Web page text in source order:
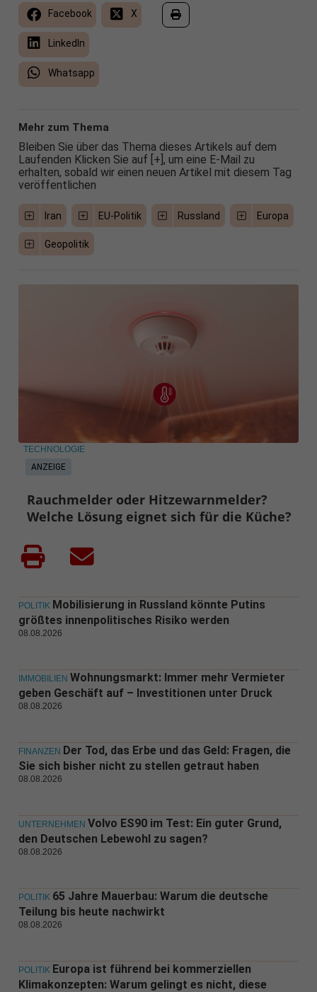
Facebook X
LinkedIn
Whatsapp
Mehr zum Thema
Bleiben Sie über das Thema dieses Artikels auf dem
Laufenden Klicken Sie auf [+], um eine E-Mail zu
erhalten, sobald wir einen neuen Artikel mit diesem Tag
veröffentlichen
Iran EU-Politik Russland Europa
Geopolitik
ANZEIGE
TECHNOLOGIE
Rauchmelder oder Hitzewarnmelder?
Welche Lösung eignet sich für die Küche?
POLITIK Mobilisierung in Russland könnte Putins
größtes innenpolitisches Risiko werden
08.08.2026
IMMOBILIEN Wohnungsmarkt: Immer mehr Vermieter
geben Geschäft auf – Investitionen unter Druck
08.08.2026
FINANZEN Der Tod, das Erbe und das Geld: Fragen, die
Sie sich bisher nicht zu stellen getraut haben
08.08.2026
UNTERNEHMEN Volvo ES90 im Test: Ein guter Grund,
den Deutschen Lebewohl zu sagen?
08.08.2026
POLITIK 65 Jahre Mauerbau: Warum die deutsche
Teilung bis heute nachwirkt
08.08.2026
POLITIK Europa ist führend bei kommerziellen
Klimakonzepten: Warum gelingt es nicht, diese